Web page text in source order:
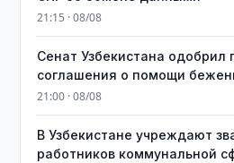
21:15 · 08/08
Сенат Узбекистана одобрил
соглашения о помощи
21:00 · 08/08
В Узбекистане учреждают
работников коммунальной